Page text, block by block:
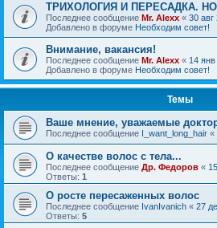
ТРИХОЛОГИЯ И ПЕРЕСАДКА.
Последнее сообщение Mr. Alexx « 30 авг
Добавлено в форуме Необходим совет!
Внимание, вакансия!
Последнее сообщение Mr. Alexx « 14
Добавлено в форуме Необходим совет!
Темы
Ваше мнение, уважаемые
Последнее сообщение I_want_long_hair «
О качестве волос с тела...
Последнее сообщение Др. Федоров «
Ответы: 1
О росте пересаженных волос
Последнее сообщение IvanIvanich « 27
Ответы: 5